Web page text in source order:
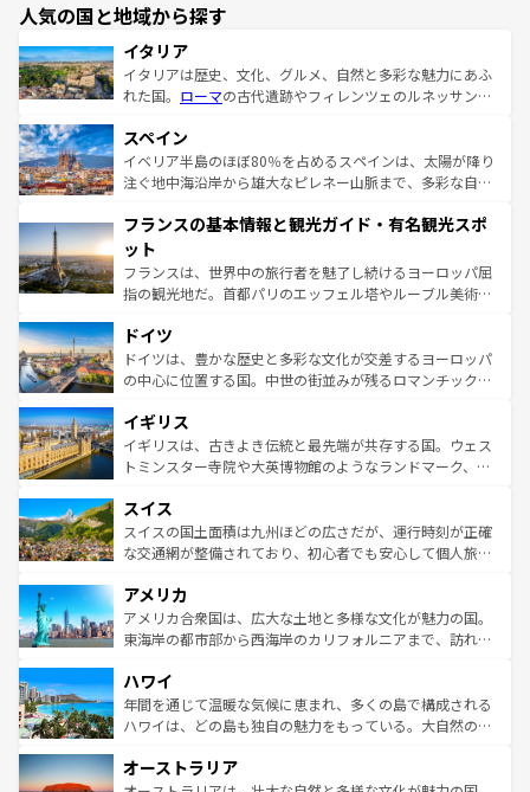
人気の国と地域から探す
イタリア
イタリアは歴史、文化、グルメ、自然と多彩な魅力にあふ
れた国。 ローマの古代遺跡やフィレンツェのルネッサンス
ろん、トスカーナの美しい田園風景やアマルフィ海岸の絶
景など、自然景観も見逃せない。観光の合間には、本場の
ピザやパスタなど、絶品のイタリア料理を堪能することも
ませてくれるイタリアで、忘れられない旅をしてみよう！
なお、新着のイタリア情報は
しい。
スペイン
イベリア半島のほぼ80％を占めるスペインは、太陽が降り
注ぐ地中海沿岸から雄大なピレネー山脈まで、多彩な自然
文化が根付くこの国では、情熱的なフラメンコ、熱気あふ
れる闘牛、そして美味しいタパスが生活の一部となってい
る。首都マドリードの洗練された雰囲気や、バルセロナの
アートに溢れた街角から、地方では古代ローマ遺跡や中世
せる。地方によって風土や気候が異なるスペインはその個
性で訪れる人を魅了する。 なお、新着のスペイン情報は コ
ンテンツ一覧を参照してほしい。
フランスの基本情報と観光ガイド・有名観光スポ
ット
フランスは、世界中の旅行者を魅了し続けるヨーロッパ屈
指の観光地だ。首都パリのエッフェル塔やルーブル美術館
で、幅広い魅力が詰まっている。華麗な宮殿、歴史的な大
聖堂、美しいビーチ、そして豊かな自然が、訪れる者を心
から魅了する。また、フランスは美食の国としても知ら
いる。シャンパンの発祥地であるランス、プロヴァンスの
香り高いラベンダー畑など、多彩な楽しみ方が可能だ。さ
らに、パリ以外の地域にも魅力が溢れており、どの街角に
れる地方に足を運ぶとそれぞれで全く異なる文化を体験で
きるだろう。 なお、新着のフランス情報はコンテンツ一覧
を参照してほしい。
ドイツ
ドイツは、豊かな歴史と多彩な文化が交差するヨーロッパ
の中心に位置する国。中世の街並みが残るロマンチック街
顔を持つこの国は、どこを歩いても飽きることがない。ベ
ルリンの文化的活気、バイエルン州のアルプスの絶景、そ
してライン川沿いのワイン畑といった風景は必見。ビール
は、お酒好きな人にはぜひ体験してほしい。 なお、新着の
ドイツ情報はコンテンツ一覧を参照してほしい。
イギリス
イギリスは、古きよき伝統と最先端が共存する国。ウェス
トミンスター寺院や大英博物館のようなランドマーク、歴
リアごとに異なる魅力がある。また、優雅なアフタヌーン
ティー、ビール好きにはたまらない英国パブ、サッカー観
戦など、本場だからこそできる体験も豊富。イギリスを旅
ンツ一覧を参照してほしい。
スイス
スイスの国土面積は九州ほどの広さだが、運行時刻が正確
な交通網が整備されており、初心者でも安心して個人旅行
の建物がそのまま残る町や、スイスならではのユニークな
博物館もあり、アルプス観光だけでなく町歩きも満喫する
ことができる。国民の所得が高いため物価も高いが、旅行
ば市内交通費無料で観光を楽しむこともできる。 なお、新
着のスイス情報はコンテンツ一覧 を参照してほしい。
アメリカ
アメリカ合衆国は、広大な土地と多様な文化が魅力の国。
東海岸の都市部から西海岸のカリフォルニアまで、訪れる
のような巨大都市は、観光、ショッピング、エンターテイ
ンメントが詰まった刺激的なスポットだ。一方、アメリカ
西部には大自然が広がり、グランドキャニオンやイエロー
部のニューオーリンズでは、音楽と美食が融合した独特の
文化が魅力。旅行者はアメリカの各地域で異なる魅力を楽
ハワイ
年間を通じて温暖な気候に恵まれ、多くの島で構成される
ハワイは、どの島も独自の魅力をもっている。大自然の神
ワイ島は見逃せない。また、定番の観光地といえばオアフ
オーストラリア